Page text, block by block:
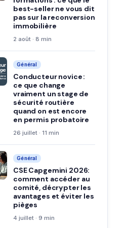
best-seller ne vous dit
pas sur la reconversion
immobilière
2 août · 8 min
Général
Conducteur novice :
ce que change
vraiment un stage de
sécurité routière
quand on est encore
en permis probatoire
26 juillet · 11 min
Général
CSE Capgemini 2026:
comment accéder au
comité, décrypter les
avantages et éviter les
pièges
4 juillet · 9 min